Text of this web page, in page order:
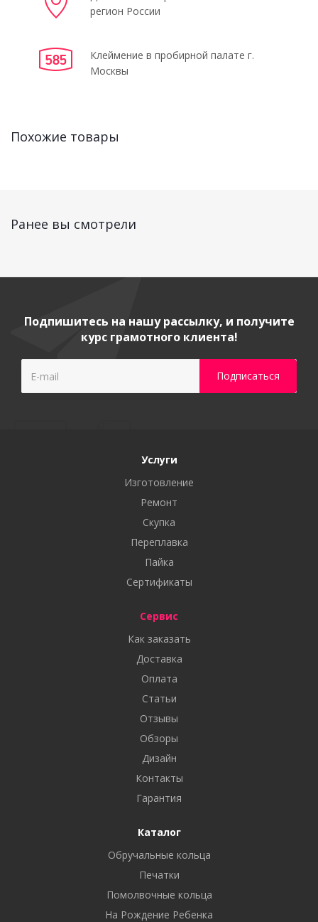
регион России
Клеймение в пробирной палате г.
Москвы
Похожие товары
Ранее вы смотрели
Подпишитесь на нашу рассылку, и получите
курс грамотного клиента!
Услуги
Изготовление
Ремонт
Скупка
Переплавка
Пайка
Сертификаты
Сервис
Как заказать
Доставка
Оплата
Статьи
Отзывы
Обзоры
Дизайн
Контакты
Гарантия
Каталог
Обручальные кольца
Печатки
Помолвочные кольца
На Рождение Ребенка